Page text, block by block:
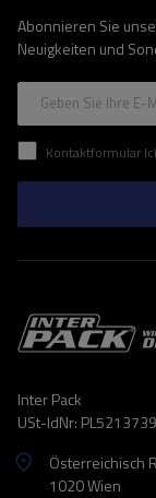
Abonnieren Sie
Neuigkeiten und
Geben Sie Ihre E-
Kontaktformular Ich stimme der Verarbeitung
Inter Pack
USt-IdNr:
Österreichisch
1020 Wien